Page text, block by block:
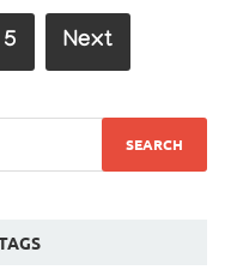
5 Next